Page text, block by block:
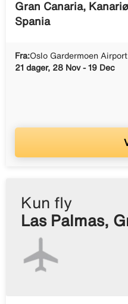
Gran Canaria,
Spania
Fra:Oslo Gardermoen Airport
21 dager, 28 Nov - 19 Dec
Kun fly
Las Palmas,